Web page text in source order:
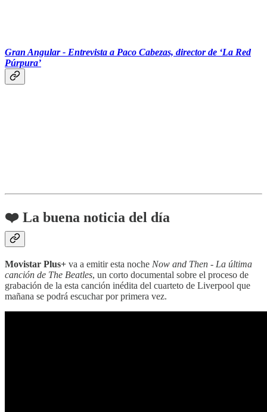
Gran Angular - Entrevista a Paco Cabezas, director de ‘La Red
Púrpura’
❤️ La buena noticia del día
Movistar Plus+ va a emitir esta noche Now and Then - La última
canción de The Beatles, un corto documental sobre el proceso de
grabación de la esta canción inédita del cuarteto de Liverpool que
mañana se podrá escuchar por primera vez.